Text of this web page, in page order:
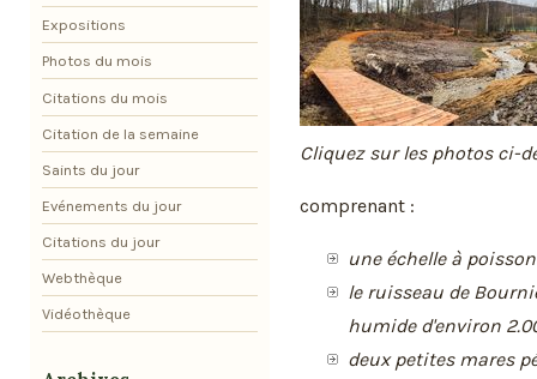
Cliquez sur les photos ci-
comprenant :
une échelle à
le ruisseau de
humide d'environ
deux petites mares
Expositions
Photos du mois
Citations du mois
Citation de la semaine
Saints du jour
Evénements du jour
Citations du jour
Webthèque
Vidéothèque